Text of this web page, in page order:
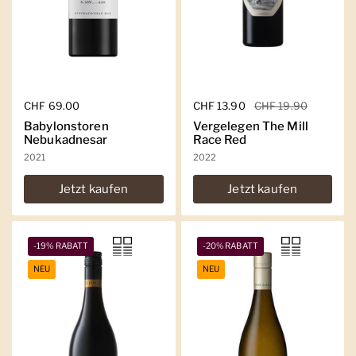
Regulärer Preis
CHF 69.00
Babylonstoren
Nebukadnesar
2021
Jetzt kaufen
Regulärer Preis
CHF 13.90 Sale-Preis
CHF 19.90
Vergelegen The Mill
Race Red
2022
Jetzt kaufen
-19% RABATT
NEU
-20% RABATT
NEU